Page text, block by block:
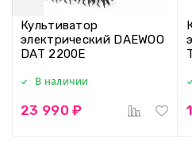
Культиватор
электрический DAEWOO
DAT 2200E
В наличии
23 990 ₽